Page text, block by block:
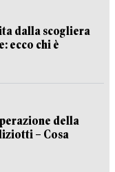
dalla scogliera
ecco chi è
della
– Cosa